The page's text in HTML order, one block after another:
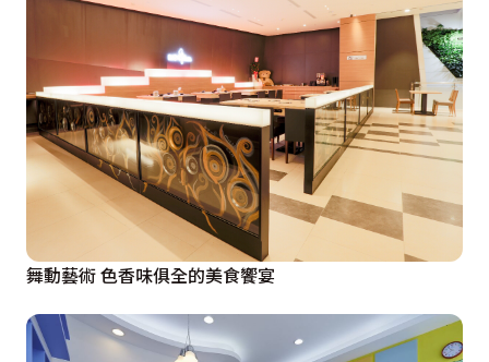
舞動藝術 色香味俱全的美食饗宴